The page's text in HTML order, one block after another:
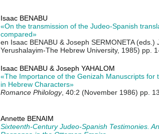
Isaac BENABU
«On the transmission of the Judeo-Spanish
compared»
en Isaac BENABU & Joseph SERMONETA (eds.)
Yerushalayim-The Hebrew University, 1985) pp.
Isaac BENABU & Joseph YAHALOM
«The Importance of the Genizah Manuscripts
in Hebrew Characters»
Romance Philology, 40:2 (November 1986) pp.
Annette BENAIM
Sixteenth-Century Judeo-Spanish Testimonies.